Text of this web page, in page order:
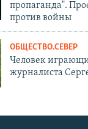
пропаганда".
против войны
ОБЩЕСТВО.СЕВЕР
Человек
журналиста